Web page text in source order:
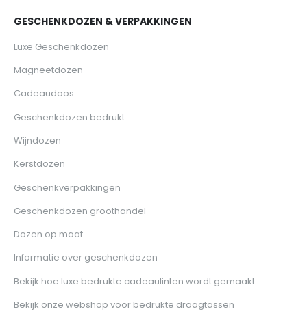
GESCHENKDOZEN & VERPAKKINGEN
Luxe Geschenkdozen
Magneetdozen
Cadeaudoos
Geschenkdozen bedrukt
Wijndozen
Kerstdozen
Geschenkverpakkingen
Geschenkdozen groothandel
Dozen op maat
Informatie over geschenkdozen
Bekijk hoe luxe bedrukte cadeaulinten wordt gemaakt
Bekijk onze webshop voor bedrukte draagtassen